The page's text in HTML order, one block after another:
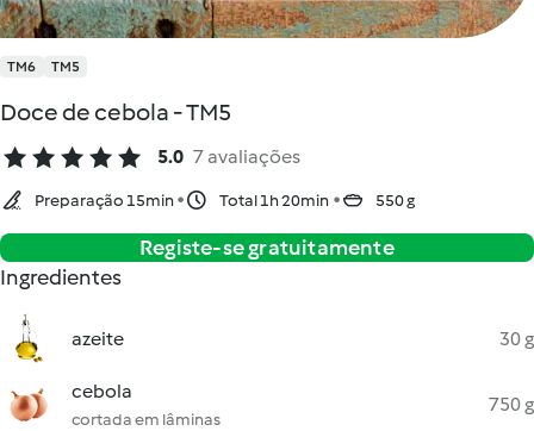
TM6 TM5
Doce de cebola - TM5
5.0 7 avaliações
Preparação 15min Total 1h 20min 550 g
Registe-se gratuitamente
Ingredientes
azeite 30 g
cebola
cortada em lâminas
750 g